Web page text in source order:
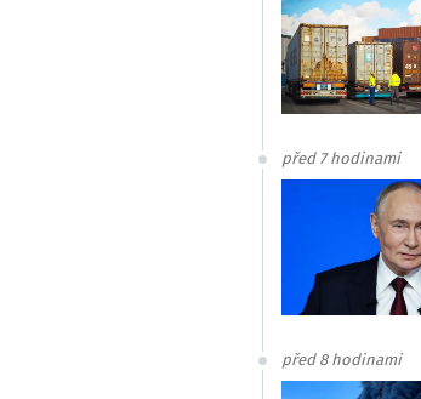
před 7 hodinami
před 8 hodinami